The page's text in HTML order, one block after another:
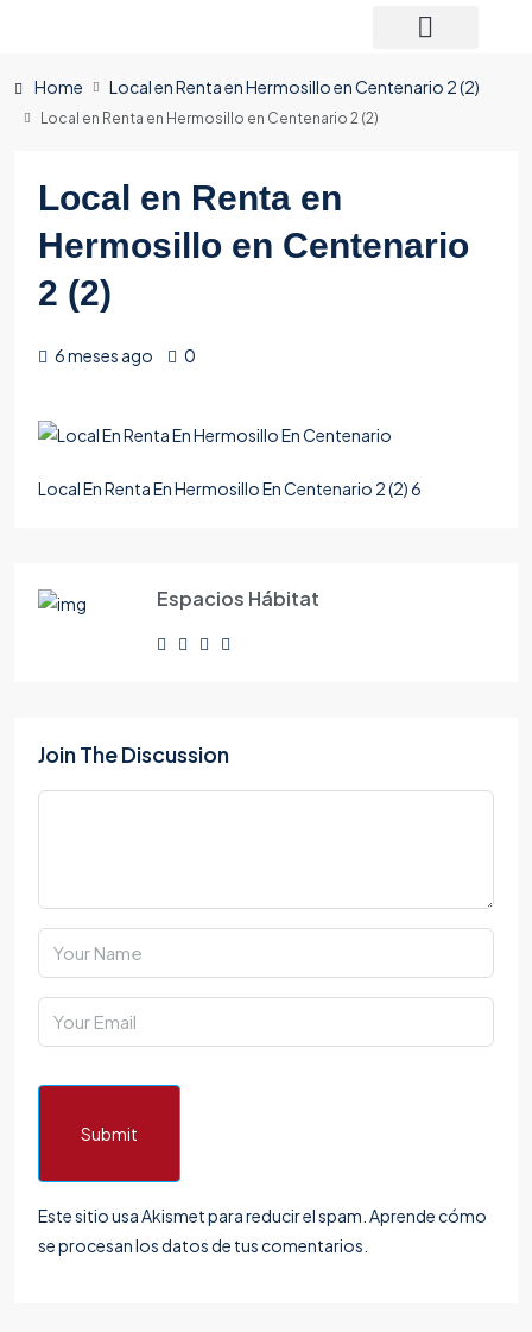
Home Local en Renta en Hermosillo en Centenario 2 (2)
Local en Renta en Hermosillo en Centenario 2 (2)
Local en Renta en
Hermosillo en Centenario
2 (2)
6 meses ago 0
Local En Renta En Hermosillo En Centenario 2 (2) 6
Espacios Hábitat
Join The Discussion
Submit
Este sitio usa Akismet para reducir el spam. Aprende cómo
se procesan los datos de tus comentarios.